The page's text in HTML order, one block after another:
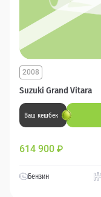
Suzuki Grand Vitara
2008
Ваш кешбек
614 900 ₽
Бензин